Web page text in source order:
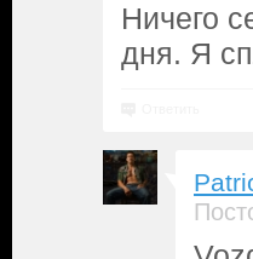
Ничего
дня. Я